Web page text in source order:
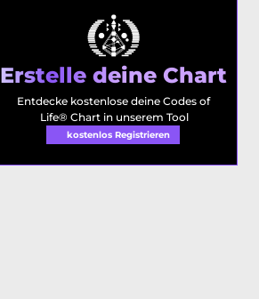
Erstelle deine Chart
Entdecke kostenlose deine Codes of
Life® Chart in unserem Tool
kostenlos Registrieren